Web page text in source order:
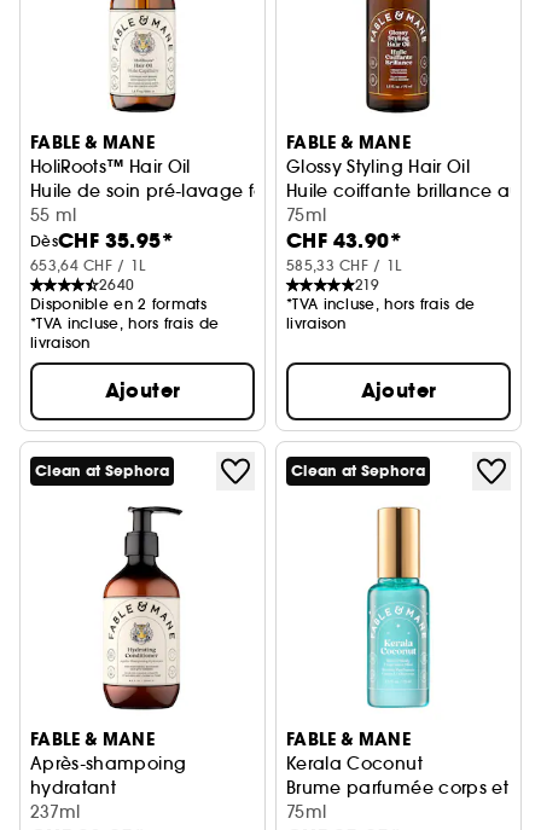
FABLE & MANE
HoliRoots™ Hair Oil
Huile de soin pré-lavage fortifiante
55 ml
DèsCHF 35.95*
653,64 CHF / 1L
2640
Disponible en 2 formats
*TVA incluse, hors frais de
livraison
Ajouter
FABLE & MANE
Glossy Styling Hair Oil
Huile coiffante brillance au
75ml
CHF 43.90*
585,33 CHF / 1L
219
*TVA incluse, hors frais de
livraison
Ajouter
Clean at Sephora
FABLE & MANE
Après-shampoing
hydratant
Pour cheveux secs
237ml
Clean at Sephora
FABLE & MANE
Kerala Coconut
Brume parfumée corps et
75ml